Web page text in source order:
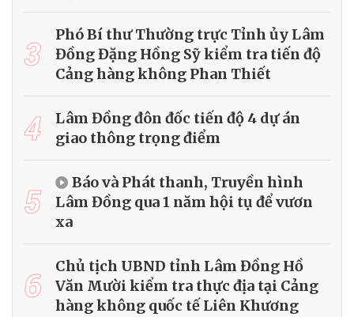
3
Phó Bí thư Thường trực Tỉnh ủy Lâm
Đồng Đặng Hồng Sỹ kiểm tra tiến độ
Cảng hàng không Phan Thiết
4
Lâm Đồng đôn đốc tiến độ 4 dự án
giao thông trọng điểm
5
Báo và Phát thanh, Truyền hình
Lâm Đồng qua 1 năm hội tụ để vươn
xa
6
Chủ tịch UBND tỉnh Lâm Đồng Hồ
Văn Mười kiểm tra thực địa tại Cảng
hàng không quốc tế Liên Khương